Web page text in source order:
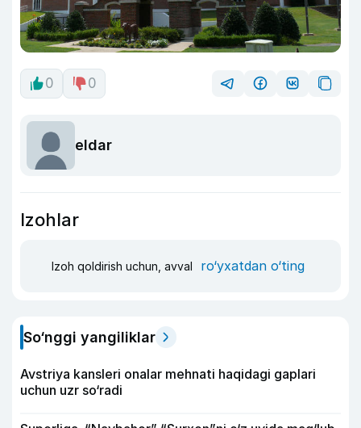
0 0
eldar
Izohlar
Izoh qoldirish uchun, avval ro‘yxatdan o‘ting
So‘nggi yangiliklar
Avstriya kansleri onalar mehnati haqidagi gaplari
uchun uzr so‘radi